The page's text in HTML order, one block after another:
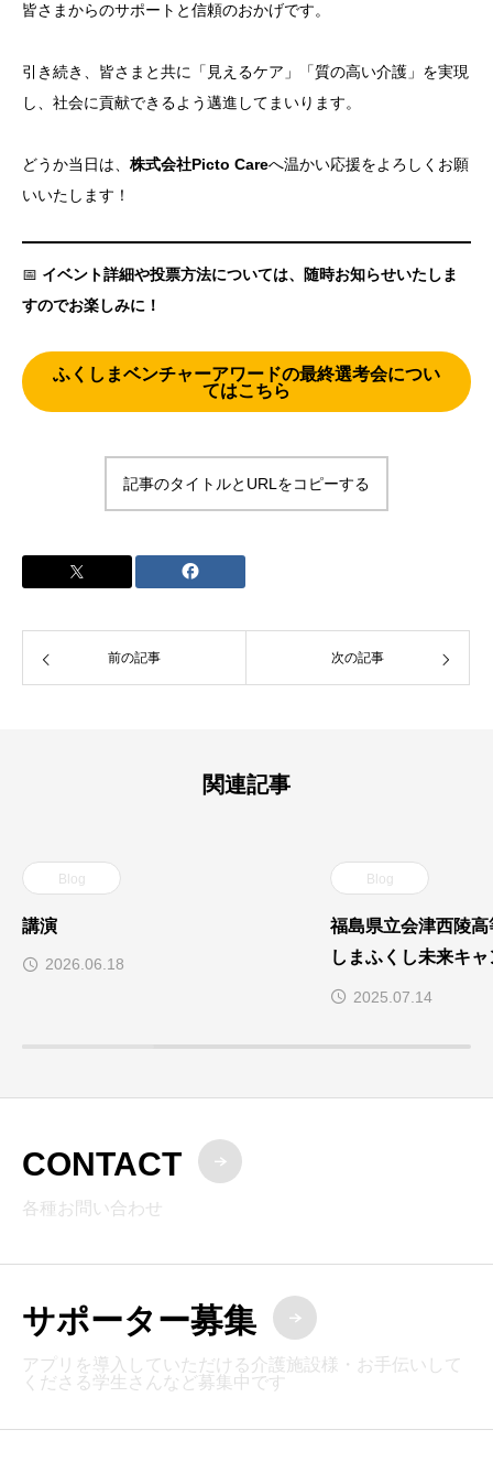
皆さまからのサポートと信頼のおかげです。
引き続き、皆さまと共に「見えるケア」「質の高い介護」を実現
し、社会に貢献できるよう邁進してまいります。
どうか当日は、 株式会社Picto Careへ温かい応援をよろしくお願
いいたします！
📅 イベント詳細や投票方法については、随時お知らせいたしま
すのでお楽しみに！
ふくしまベンチャーアワードの最終選考会につい
てはこちら
記事のタイトルとURLをコピーする
前の記事 次の記事
関連記事
Blog
講演
2026.06.18
Blog
福島県立会津西陵
しまふくし未来キ
してきました
2025.07.14
CONTACT
各種お問い合わせ
サポーター募集
アプリを導入していただける介護施設様・お手伝いして
くださる学生さんなど募集中です